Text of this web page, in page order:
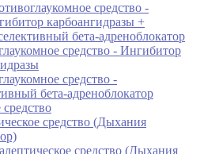
средство -
карбоангидразы +
бета-адреноблокатор
средство - Ингибитор
средство -
бета-адреноблокатор
средство (Дыхания
средство (Дыхания